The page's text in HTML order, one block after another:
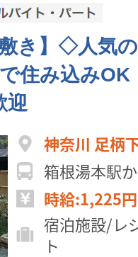
敷き】◇人気
住み込みOK
迎
神奈川 足柄
箱根湯本駅
時給:1,225
宿泊施設/レ
ト